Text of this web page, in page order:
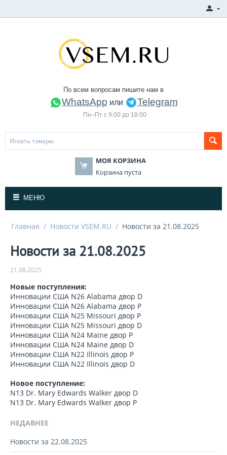
По всем вопросам пишите нам в
WhatsApp или Telegram
Пн–Пт с 9:00 до 18:00
МОЯ КОРЗИНА
Корзина пуста
МЕНЮ
Главная / Новости VSEM.RU / Новости за 21.08.2025
Новости за 21.08.2025
21.08.2025
Новые поступления:
Инновации США N26 Alabama двор D
Инновации США N26 Alabama двор P
Инновации США N25 Missouri двор P
Инновации США N25 Missouri двор D
Инновации США N24 Maine двор P
Инновации США N24 Maine двор D
Инновации США N22 Illinois двор P
Инновации США N22 Illinois двор D
Новое поступление:
N13 Dr. Mary Edwards Walker двор D
N13 Dr. Mary Edwards Walker двор P
НЕДАВНЕЕ
Новости за 22.08.2025